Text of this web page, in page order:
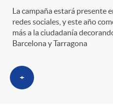
a
s
La campaña estará presente
redes sociales, y este año
más a la ciudadanía
Barcelona y Tarragona
+